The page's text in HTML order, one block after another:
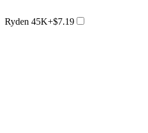
Ryden 45K+$7.19